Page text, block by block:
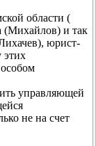
области (
(Михайлов) и так
юрист-
этих
управляющей
не на счет